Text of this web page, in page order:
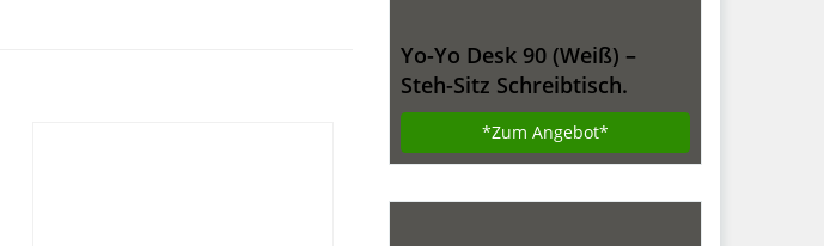
Yo-Yo Desk 90 (Weiß) –
Steh-Sitz Schreibtisch.
Höhenverstellbarer Tisch
(90cm breit)
*Zum Angebot*